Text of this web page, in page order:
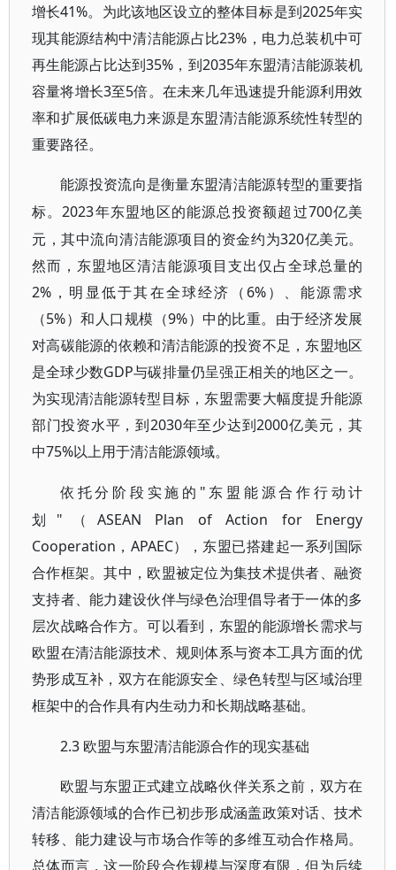
增长41%。为此该地区设立的整体目标是到2025年实
现其能源结构中清洁能源占比23%，电力总装机中可
再生能源占比达到35%，到2035年东盟清洁能源装机
容量将增长3至5倍。在未来几年迅速提升能源利用效
率和扩展低碳电力来源是东盟清洁能源系统性转型的
重要路径。
能源投资流向是衡量东盟清洁能源转型的重要指
标。 2023年东盟地区的能源总投资额超过700亿美
元，其中流向清洁能源项目的资金约为320亿美元。
然而，东盟地区清洁能源项目支出仅占全球总量的
2%，明显低于其在全球经济（6%）、能源需求
（5%）和人口规模（9%）中的比重。由于经济发展
对高碳能源的依赖和清洁能源的投资不足，东盟地区
是全球少数GDP与碳排量仍呈强正相关的地区之一。
为实现清洁能源转型目标，东盟需要大幅度提升能源
部门投资水平，到2030年至少达到2000亿美元，其
中75%以上用于清洁能源领域。
依托分阶段实施的 "东盟能源合作行动计
划"（ASEAN Plan of Action for Energy
Cooperation，APAEC），东盟已搭建起一系列国际
合作框架。其中，欧盟被定位为集技术提供者、融资
支持者、能力建设伙伴与绿色治理倡导者于一体的多
层次战略合作方。可以看到，东盟的能源增长需求与
欧盟在清洁能源技术、规则体系与资本工具方面的优
势形成互补，双方在能源安全、绿色转型与区域治理
框架中的合作具有内生动力和长期战略基础。
2.3 欧盟与东盟清洁能源合作的现实基础
欧盟与东盟正式建立战略伙伴关系之前，双方在
清洁能源领域的合作已初步形成涵盖政策对话、技术
转移、能力建设与市场合作等的多维互动合作格局。
总体而言，这一阶段合作规模与深度有限，但为后续